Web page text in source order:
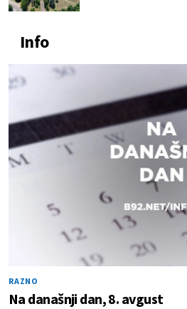
Info
RAZNO
Na današnji dan, 8. avgust